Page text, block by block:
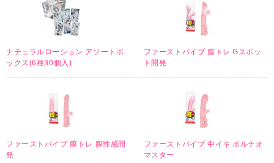
ナチュラルローション アソートボ
ックス(6種30個入)
ファーストバイブ 膣トレ Gスポッ
ト開発
ファーストバイブ 膣トレ 膣性感開
発
ファーストバイブ 中イキ ポルチオ
マスター